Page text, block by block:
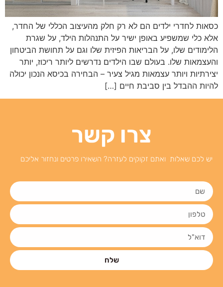
כסאות לחדרי ילדים הם לא רק חלק מהעיצוב הכללי של החדר,
אלא כלי שמשפיע באופן ישיר על התנהלות הילד, על שגרת
הלימודים שלו, על הבריאות הפיזית שלו וגם על תחושת הביטחון
והעצמאות שלו. בעולם שבו הילדים נדרשים ליותר ריכוז, יותר
יצירתיות ויותר עצמאות מגיל צעיר – הבחירה בכיסא הנכון יכולה
להיות ההבדל בין סביבת חיים […]
צרו קשר
יש לכם שאלות ואתם זקוקים לעזרה? השאירו פרטים ונחזור אליכם
שלח